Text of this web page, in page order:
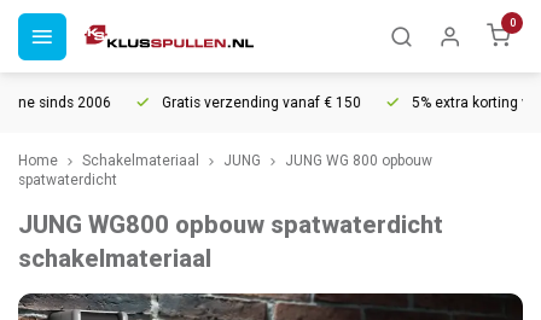
0
Gratis verzending vanaf € 150 5% extra korting vanaf € 1000
Home Schakelmateriaal JUNG
JUNG WG 800 opbouw
spatwaterdicht
JUNG WG800 opbouw spatwaterdicht
schakelmateriaal